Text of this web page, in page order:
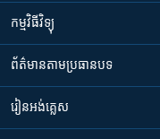
កម្មវិធី​វិទ្យុ
ព័ត៌មាន​តាមប្រធានបទ​
រៀន​​អង់គ្លេស